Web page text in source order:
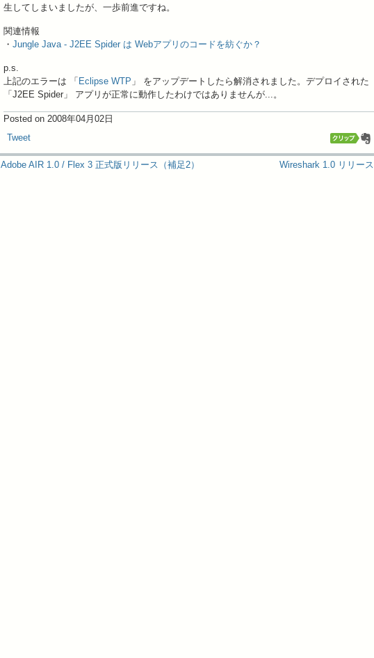
生してしまいましたが、一歩前進ですね。
関連情報
・ Jungle Java - J2EE Spider は Webアプリのコードを紡ぐか？
p.s.
上記のエラーは 「 Eclipse WTP 」 をアップデートしたら解消されました。デプロイされた
「J2EE Spider」 アプリが正常に動作したわけではありませんが...。
Posted on 2008年04月02日
Tweet
Adobe AIR 1.0 / Flex 3 正式版リリース（補足2） Wireshark 1.0 リリース